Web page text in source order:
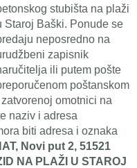
stubišta na plaži
Staroj Baški. Ponude se
neposredno na
zapisnik
ili putem pošte
poštanskom
omotnici na
naziv i adresa
biti adresa i oznaka
Novi put 2, 51521
NA PLAŽI U STAROJ